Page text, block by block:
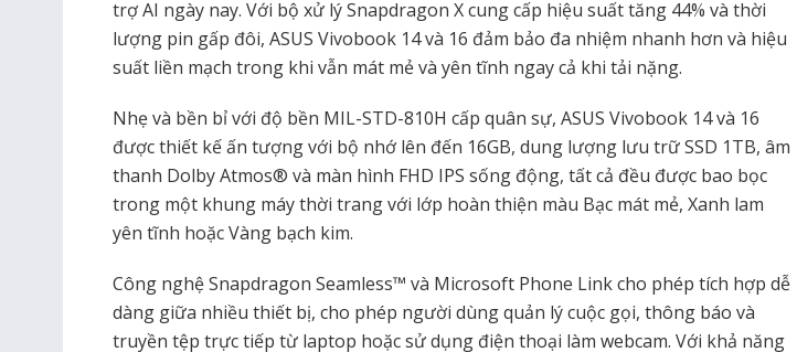
trợ AI ngày nay. Với bộ xử lý Snapdragon X cung cấp hiệu suất tăng 44% và thời
lượng pin gấp đôi, ASUS Vivobook 14 và 16 đảm bảo đa nhiệm nhanh hơn và hiệu
suất liền mạch trong khi vẫn mát mẻ và yên tĩnh ngay cả khi tải nặng.
Nhẹ và bền bỉ với độ bền MIL-STD-810H cấp quân sự, ASUS Vivobook 14 và 16
được thiết kế ấn tượng với bộ nhớ lên đến 16GB, dung lượng lưu trữ SSD 1TB, âm
thanh Dolby Atmos® và màn hình FHD IPS sống động, tất cả đều được bao bọc
trong một khung máy thời trang với lớp hoàn thiện màu Bạc mát mẻ, Xanh lam
yên tĩnh hoặc Vàng bạch kim.
Công nghệ Snapdragon Seamless™ và Microsoft Phone Link cho phép tích hợp dễ
dàng giữa nhiều thiết bị, cho phép người dùng quản lý cuộc gọi, thông báo và
truyền tệp trực tiếp từ laptop hoặc sử dụng điện thoại làm webcam. Với khả năng